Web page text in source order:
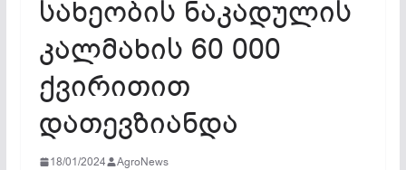
სახეობის ნაკადულის
კალმახის 60 000
ქვირითით
დათევზიანდა
18/01/2024 AgroNews